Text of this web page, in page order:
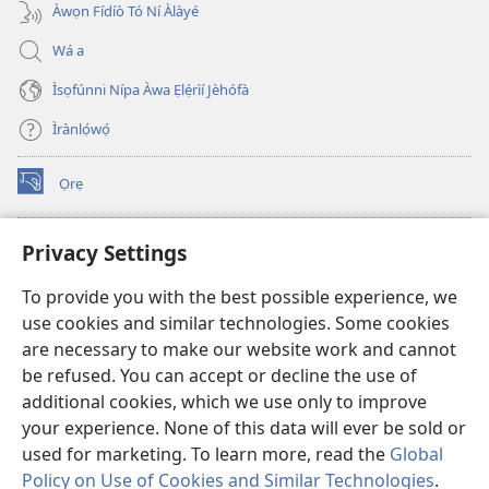
Privacy Settings
To provide you with the best possible experience, we
use cookies and similar technologies. Some cookies
are necessary to make our website work and cannot
be refused. You can accept or decline the use of
additional cookies, which we use only to improve
your experience. None of this data will ever be sold or
used for marketing. To learn more, read the Global
Policy on Use of Cookies and Similar Technologies.
Àwọn Fídíò Tó Ní Àlàyé
Wá a
Ìsọfúnni Nípa Àwa Ẹlẹ́rìí Jèhófà
Ìrànlọ́wọ́
Ọrẹ
(opens
new
ÀKÁ ÌWÉ ORÍ ÍŃTÁNẸ́Ẹ̀TÌ TI Watchtower™
(opens
window)JW Hub
(opens
new
window)JW Library
Watchtower Library ®